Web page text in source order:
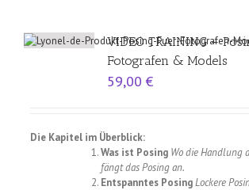
VIDEO TRAINING –
Fotografen & Models
59,00 €
Die Kapitel im Überblick:
Was ist Posing Wo die Handlung
fängt das Posing an.
Entspanntes PosingLockere